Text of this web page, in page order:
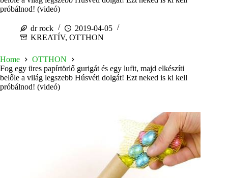
próbálnod! (videó)
dr rock
2019-04-05
KREATÍV, OTTHON
Home
OTTHON
Fog egy üres papírtörlő gurigát és egy lufit, majd elkészíti
belőle a világ legszebb Húsvéti dolgát! Ezt neked is ki kell
próbálnod! (videó)